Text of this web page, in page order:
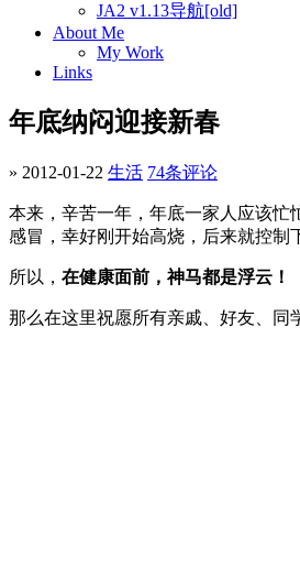
JA2 v1.13导航[old]
About Me
My Work
Links
年底纳闷迎接新春
» 2012-01-22 生活 74条评论
本来，辛苦一年，年底一家人应该忙
感冒，幸好刚开始高烧，后来就控
所以， 在健康面前，神马都是浮云！
那么在这里祝愿所有亲戚、好友、